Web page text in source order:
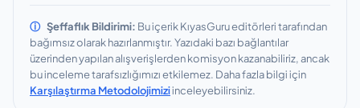
ⓘ Şeffaflık Bildirimi: Bu içerik KıyasGuru editörleri tarafından
bağımsız olarak hazırlanmıştır.Yazıdaki bazı bağlantılar
üzerinden yapılan alışverişlerden komisyon kazanabiliriz, ancak
bu inceleme tarafsızlığımızı etkilemez. Daha fazla bilgi için
Karşılaştırma Metodolojimiziinceleyebilirsiniz.